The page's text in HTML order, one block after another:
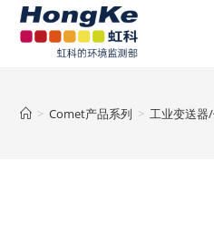
> Comet产品系列 > 工业变送器